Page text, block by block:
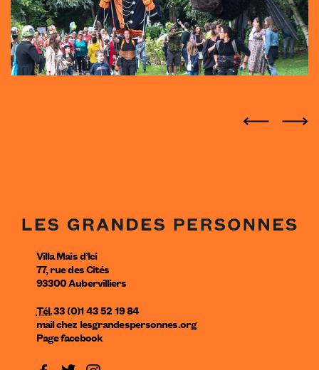
Villa Mais d’Ici
77, rue des Cités
93300Aubervilliers
Tél.33 (0)1 43 52 19 84
mailchez lesgrandespersonnes.org
Page facebook